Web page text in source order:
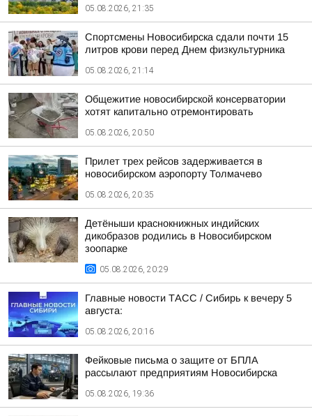
05.08.2026, 21:35
Спортсмены Новосибирска сдали почти 15
литров крови перед Днем физкультурника
05.08.2026, 21:14
Общежитие новосибирской консерватории
хотят капитально отремонтировать
05.08.2026, 20:50
Прилет трех рейсов задерживается в
новосибирском аэропорту Толмачево
05.08.2026, 20:35
Детёныши краснокнижных индийских
дикобразов родились в Новосибирском
зоопарке
05.08.2026, 20:29
Главные новости ТАСС / Сибирь к вечеру 5
августа:
05.08.2026, 20:16
Фейковые письма о защите от БПЛА
рассылают предприятиям Новосибирска
05.08.2026, 19:36